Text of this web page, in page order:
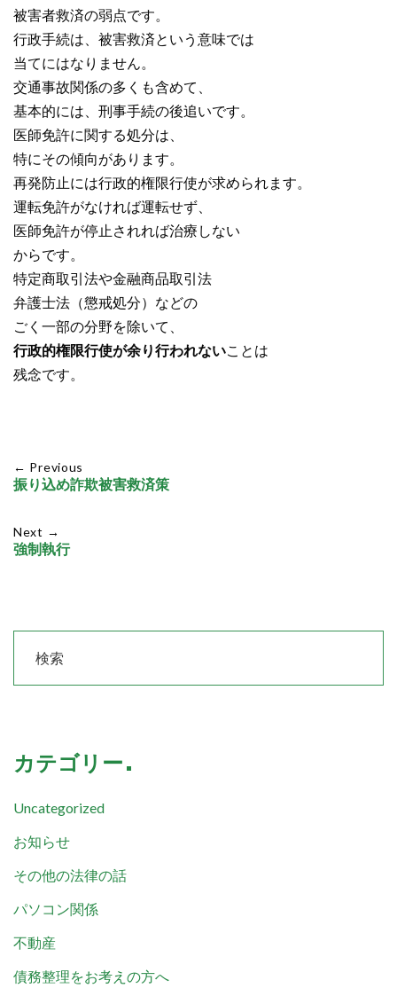
被害者救済の弱点です。
行政手続は、被害救済という意味では
当てにはなりません。
交通事故関係の多くも含めて、
基本的には、刑事手続の後追いです。
医師免許に関する処分は、
特にその傾向があります。
再発防止には行政的権限行使が求められます。
運転免許がなければ運転せず、
医師免許が停止されれば治療しない
からです。
特定商取引法や金融商品取引法
弁護士法（懲戒処分）などの
ごく一部の分野を除いて、
行政的権限行使が余り行われないことは
残念です。
← Previous
振り込め詐欺被害救済策
Next →
強制執行
カテゴリー
Uncategorized
お知らせ
その他の法律の話
パソコン関係
不動産
債務整理をお考えの方へ